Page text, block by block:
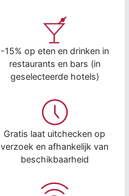
-15% op eten en drinken in
restaurants en bars (in
geselecteerde hotels)
Gratis laat uitchecken op
verzoek en afhankelijk van
beschikbaarheid